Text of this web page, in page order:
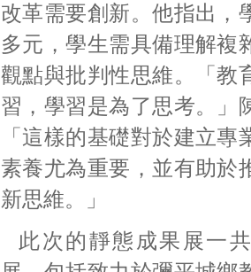
改革需要創新。他指出，
多元，學生需具備理解複
觀點與批判性思維。「教
習，學習是為了思考。」
「這樣的基礎對於建立專
素養尤為重要，並有助於
新思維。」
此次的靜態成果展一